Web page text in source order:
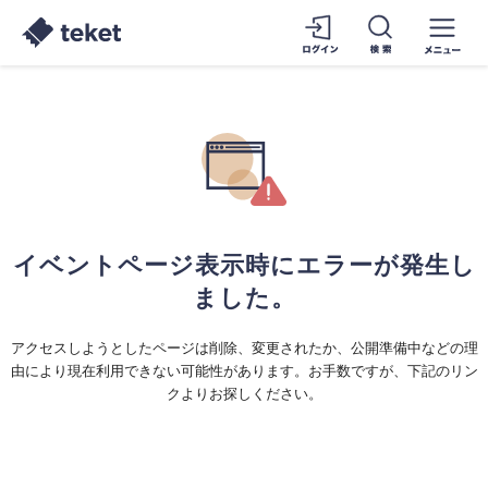
イベントページ表示時にエラーが発生し
ました。
アクセスしようとしたページは削除、変更されたか、公開準備中などの理
由により現在利用できない可能性があります。お手数ですが、下記のリン
クよりお探しください。